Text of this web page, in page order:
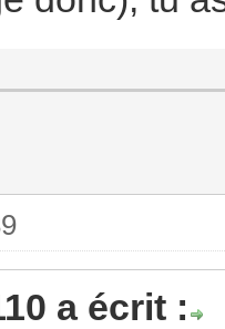
a écrit :